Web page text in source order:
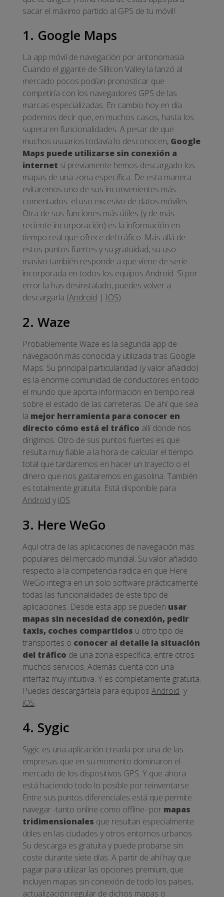
sacar el máximo partido al GPS de tu móvil!
1. Google Maps
La app móvil de navegación por antonomasia.
Cuando el gigante de Sillicon Valley la lanzó al
mercado pocos podían pronosticar que
competiría con los navegadores GPS de las
marcas especializadas. En cambio hoy en día
podemos decir que, en muchos casos, hasta los
supera en funcionalidades. A pesar de que
muchos usuarios todavía lo desconocen, Google
Maps puede utilizarse sin conexión a
internet si previamente hemos descargado los
mapas de una zona específica. De esta manera
evitaremos uno de sus inconvenientes más
comentados: el uso excesivo de datos móviles.
Otra de sus funciones más útiles (y de más
reciente incorporación) es la información en
tiempo real que ofrece del tráfico. Más allá de
estos puntos fuertes y su gratuidad, su uso
masivo también responde a que viene de serie
incorporada en todos los equipos Android. Si por
error la has desinstalado, puedes volver a
descargarla (Android | IOS)
2. Waze
Probablemente Waze es la segunda app de
navegación más conocida y utilizada tras Google
Maps. Su principal particularidad (y valor añadido)
es la enorme comunidad de conductores en todo
el mundo que aporta información en tiempo real
sobre el estado de las carreteras. De ahí que sea
la mejor herramienta para conocer en
directo cómo está el tráfico allí donde nos
dirigimos. Otro de sus puntos fuertes es que
resulta muy fiable a la hora de calcular el tiempo
total que tardaremos en hacer un trayecto o el
dinero que nos gastaremos en gasolina. También
es totalmente gratuita. Está disponible para
Android y iOS.
3. Here WeGo
Aquí otra de las aplicaciones de navegación más
populares del mercado mundial. Su valor añadido
respecto a la competencia radica en que Here
WeGo integra en un solo software prácticamente
todas las funcionalidades de este tipo de
aplicaciones. Desde esta app se pueden usar
mapas sin necesidad de conexión, pedir
taxis, coches compartidos u otro tipo de
transportes o conocer al detalle la situación
del tráfico de una zona específica, entre otros
muchos servicios. Además cuenta con una
interfaz muy intuitiva. Y es completamente gratuita.
Puedes descargártela para equipos Android y
iOS.
4. Sygic
Sygic es una aplicación creada por una de las
empresas que en su momento dominaron el
mercado de los dispositivos GPS. Y que ahora
está haciendo todo lo posible por reinventarse.
Entre sus puntos diferenciales está que permite
navegar -tanto online como offline- por mapas
tridimensionales que resultan especialmente
útiles en las ciudades y otros entornos urbanos.
Su descarga es gratuita y puede probarse sin
coste durante siete días. A partir de ahí hay que
pagar para utilizar las opciones premium, que
incluyen mapas sin conexión de todo los países,
actualización regular de dichos mapas o